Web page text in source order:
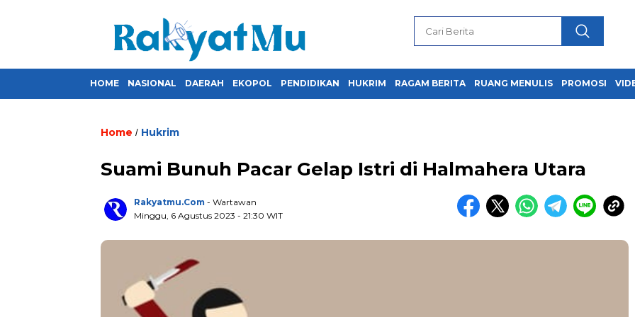
HOME NASIONAL DAERAH EKOPOL PENDIDIKAN HUKRIM RAGAM BERITA RUANG MENULIS PROMOSI
Home / Hukrim
Suami Bunuh Pacar Gelap Istri di Halmahera Utara
Rakyatmu.com - Wartawan
Minggu, 6 Agustus 2023 - 21:30 WIT